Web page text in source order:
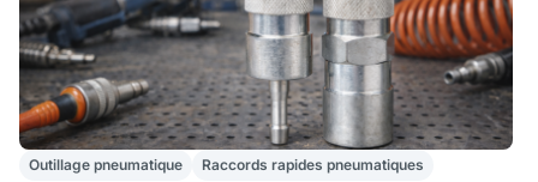
Outillage pneumatique Raccords rapides pneumatiques